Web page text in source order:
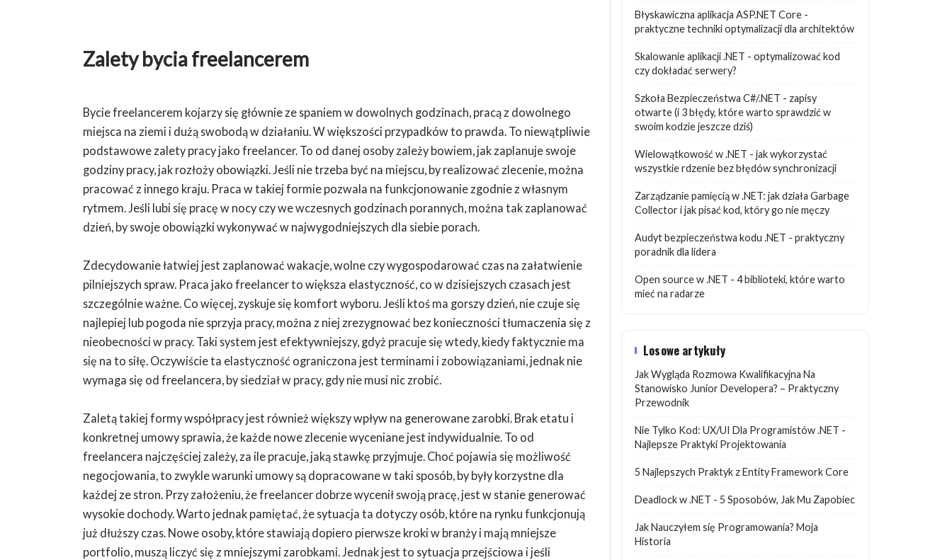
Zalety bycia freelancerem
Bycie freelancerem kojarzy się głównie ze spaniem w dowolnych godzinach, pracą z dowolnego
miejsca na ziemi i dużą swobodą w działaniu. W większości przypadków to prawda. To niewątpliwie
podstawowe zalety pracy jako freelancer. To od danej osoby zależy bowiem, jak zaplanuje swoje
godziny pracy, jak rozłoży obowiązki. Jeśli nie trzeba być na miejscu, by realizować zlecenie, można
pracować z innego kraju. Praca w takiej formie pozwala na funkcjonowanie zgodnie z własnym
rytmem. Jeśli lubi się pracę w nocy czy we wczesnych godzinach porannych, można tak zaplanować
dzień, by swoje obowiązki wykonywać w najwygodniejszych dla siebie porach.
Zdecydowanie łatwiej jest zaplanować wakacje, wolne czy wygospodarować czas na załatwienie
pilniejszych spraw. Praca jako freelancer to większa elastyczność, co w dzisiejszych czasach jest
szczególnie ważne. Co więcej, zyskuje się komfort wyboru. Jeśli ktoś ma gorszy dzień, nie czuje się
najlepiej lub pogoda nie sprzyja pracy, można z niej zrezygnować bez konieczności tłumaczenia się z
nieobecności w pracy. Taki system jest efektywniejszy, gdyż pracuje się wtedy, kiedy faktycznie ma
się na to siłę. Oczywiście ta elastyczność ograniczona jest terminami i zobowiązaniami, jednak nie
wymaga się od freelancera, by siedział w pracy, gdy nie musi nic zrobić.
Zaletą takiej formy współpracy jest również większy wpływ na generowane zarobki. Brak etatu i
konkretnej umowy sprawia, że każde nowe zlecenie wyceniane jest indywidualnie. To od
freelancera najczęściej zależy, za ile pracuje, jaką stawkę przyjmuje. Choć pojawia się możliwość
negocjowania, to zwykle warunki umowy są dopracowane w taki sposób, by były korzystne dla
każdej ze stron. Przy założeniu, że freelancer dobrze wycenił swoją pracę, jest w stanie generować
wysokie dochody. Warto jednak pamiętać, że sytuacja ta dotyczy osób, które na rynku funkcjonują
już dłuższy czas. Nowe osoby, które stawiają dopiero pierwsze kroki w branży i mają mniejsze
portfolio, muszą liczyć się z mniejszymi zarobkami. Jednak jest to sytuacja przejściowa i jeśli
Błyskawiczna aplikacja ASP.NET Core -
praktyczne techniki optymalizacji dla architektów
Skalowanie aplikacji .NET - optymalizować kod
czy dokładać serwery?
Szkoła Bezpieczeństwa C#/.NET - zapisy
otwarte (i 3 błędy, które warto sprawdzić w
swoim kodzie jeszcze dziś)
Wielowątkowość w .NET - jak wykorzystać
wszystkie rdzenie bez błędów synchronizacji
Zarządzanie pamięcią w .NET: jak działa Garbage
Collector i jak pisać kod, który go nie męczy
Audyt bezpieczeństwa kodu .NET - praktyczny
poradnik dla lidera
Open source w .NET - 4 biblioteki, które warto
mieć na radarze
Losowe artykuły
Jak Wygląda Rozmowa Kwalifikacyjna Na
Stanowisko Junior Developera? – Praktyczny
Przewodnik
Nie Tylko Kod: UX/UI Dla Programistów .NET -
Najlepsze Praktyki Projektowania
5 Najlepszych Praktyk z Entity Framework Core
Deadlock w .NET - 5 Sposobów, Jak Mu Zapobiec
Jak Nauczyłem się Programowania? Moja
Historia